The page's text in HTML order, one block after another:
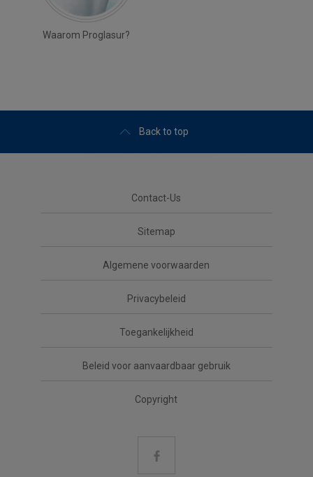
Waarom Proglasur?
Back to top
Contact-Us
Sitemap
Algemene voorwaarden
Privacybeleid
Toegankelijkheid
Beleid voor aanvaardbaar gebruik
Copyright